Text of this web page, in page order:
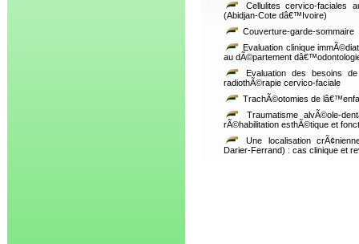
Cellulites cervico-faciales
(Abidjan-Cote dâ€™Ivoire)
Couverture-garde-sommaire
Evaluation clinique
au dÃ©partement
Evaluation des besoins
radiothÃ©rapie cervico-faciale
TrachÃ©otomies de
Traumatisme alvÃ©ole-
rÃ©habilitation esthÃ©tique et
Une localisation
Darier-Ferrand) : cas clinique et